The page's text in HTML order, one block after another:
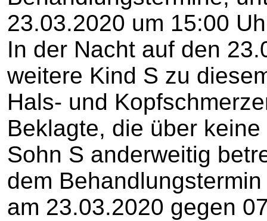
23.03.2020 um 15:00
In der Nacht auf den
weitere Kind S zu
Hals- und
Beklagte, die über
Sohn S anderweitig
dem
am 23.03.2020 gegen